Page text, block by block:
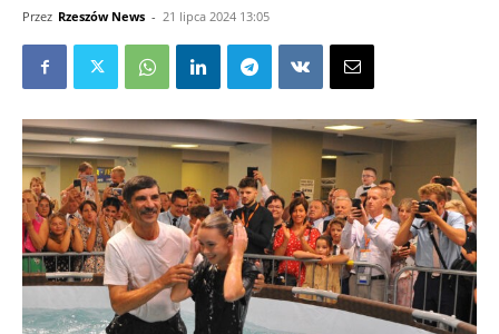
Przez Rzeszów News - 21 lipca 2024 13:05